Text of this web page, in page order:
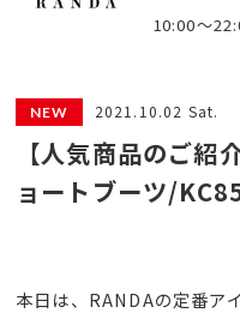
10:00～
2021.10.02 Sat.
【人気商品のご紹
ョートブーツ/
本日は、RANDAの定番ア